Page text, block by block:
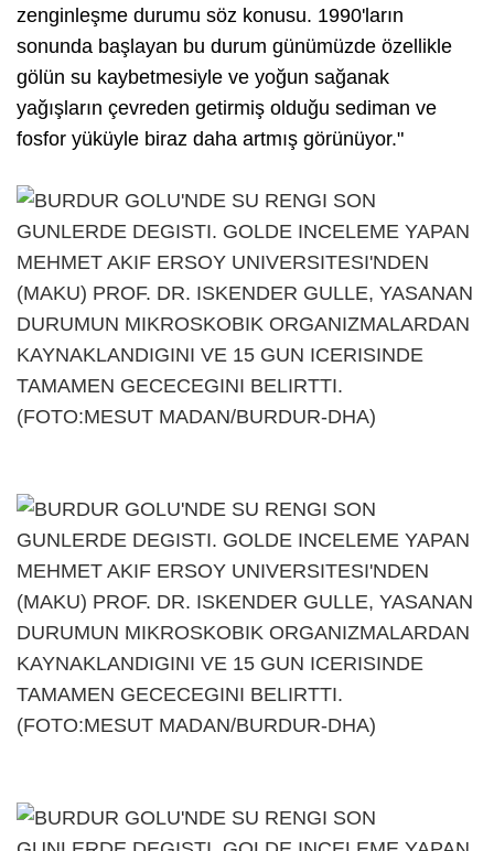
zenginleşme durumu söz konusu. 1990'ların
sonunda başlayan bu durum günümüzde özellikle
gölün su kaybetmesiyle ve yoğun sağanak
yağışların çevreden getirmiş olduğu sediman ve
fosfor yüküyle biraz daha artmış görünüyor."